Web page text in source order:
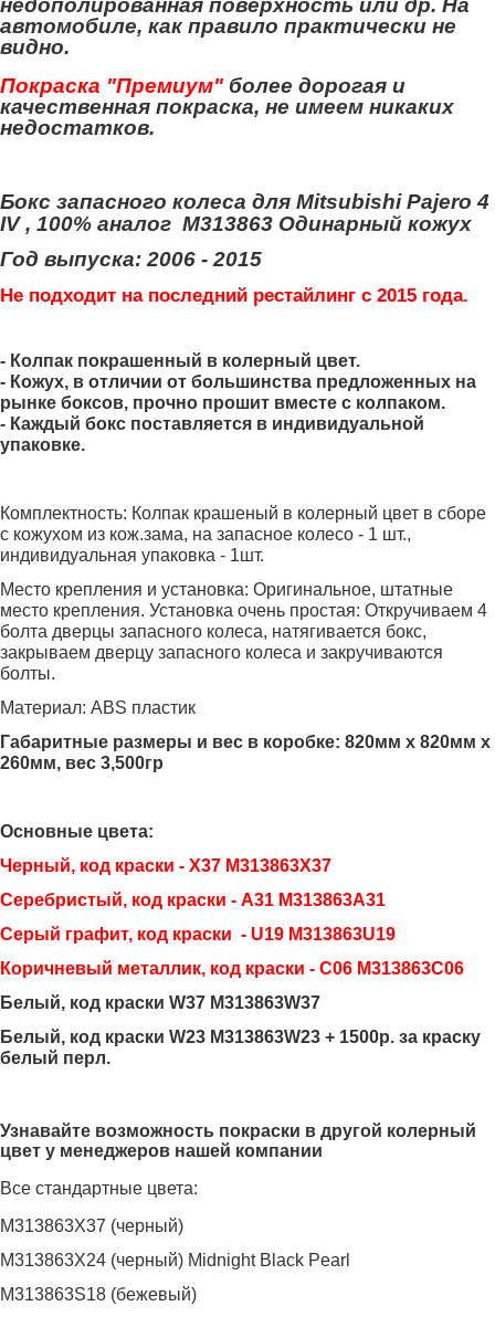
недополированная поверхность или др. На
автомобиле, как правило практически не
видно.
Покраска "Премиум" более дорогая и
качественная покраска, не имеем никаких
недостатков.
Бокс запасного колеса для Mitsubishi Pajero 4
IV , 100% аналог M313863 Одинарный кожух
Год выпуска: 2006 - 2015
Не подходит на последний рестайлинг с 2015 года.
- Колпак покрашенный в колерный цвет.
- Кожух, в отличии от большинства предложенных на
рынке боксов, прочно прошит вместе с колпаком.
- Каждый бокс поставляется в индивидуальной
упаковке.
Комплектность: Колпак крашеный в колерный цвет в сборе
с кожухом из кож.зама, на запасное колесо - 1 шт.,
индивидуальная упаковка - 1шт.
Место крепления и установка: Оригинальное, штатные
место крепления. Установка очень простая: Откручиваем 4
болта дверцы запасного колеса, натягивается бокс,
закрываем дверцу запасного колеса и закручиваются
болты.
Материал: ABS пластик
Габаритные размеры и вес в коробке: 820мм х 820мм х
260мм, вес 3,500гр
Основные цвета:
Черный, код краски - X37 M313863X37
Серебристый, код краски - A31 M313863A31
Серый графит, код краски - U19 M313863U19
Коричневый металлик, код краски - C06 M313863C06
Белый, код краски W37 M313863W37
Белый, код краски W23 M313863W23 + 1500р. за краску
белый перл.
Узнавайте возможность покраски в другой колерный
цвет у менеджеров нашей компании
Все стандартные цвета:
M313863X37 (черный)
M313863X24 (черный) Midnight Black Pearl
M313863S18 (бежевый)